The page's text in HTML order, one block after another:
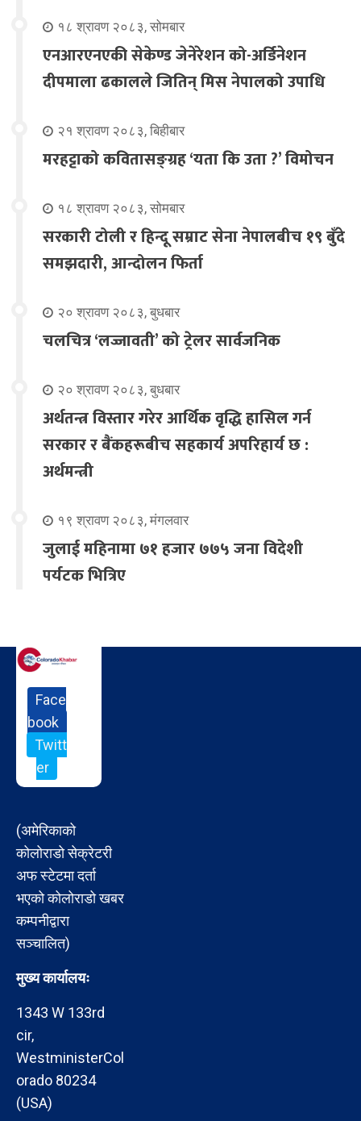
१८ श्रावण २०८३, सोमबार
एनआरएनएकी सेकेण्ड जेनेरेशन को-अर्डिनेशन
दीपमाला ढकालले जितिन् मिस नेपालको उपाधि
२१ श्रावण २०८३, बिहीबार
मरहट्टाको कवितासङ्ग्रह ‘यता कि उता ?’ विमोचन
१८ श्रावण २०८३, सोमबार
सरकारी टोली र हिन्दू सम्राट सेना नेपालबीच १९ बुँदे
समझदारी, आन्दोलन फिर्ता
२० श्रावण २०८३, बुधबार
चलचित्र ‘लज्जावती’ को ट्रेलर सार्वजनिक
२० श्रावण २०८३, बुधबार
अर्थतन्त्र विस्तार गरेर आर्थिक वृद्धि हासिल गर्न
सरकार र बैंकहरूबीच सहकार्य अपरिहार्य छ :
अर्थमन्त्री
१९ श्रावण २०८३, मंगलवार
जुलाई महिनामा ७१ हजार ७७५ जना विदेशी
पर्यटक भित्रिए
Face
book
Twitt
er
(अमेरिकाको
कोलोराडो सेक्रेटरी
अफ स्टेटमा दर्ता
भएको कोलोराडो खबर
कम्पनीद्वारा
सञ्चालित)
मुख्य कार्यालयः
1343 W 133rd
cir,
WestministerCol
orado 80234
(USA)